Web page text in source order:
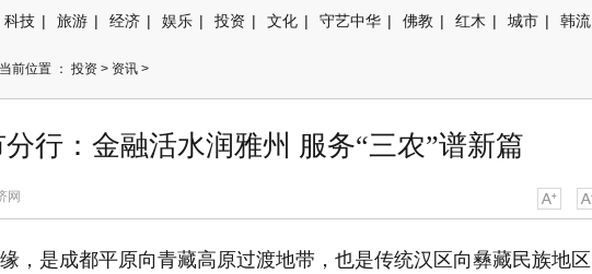
科技 | 旅游 | 经济 | 娱乐 | 投资 | 文化 | 守艺中华 | 佛教 | 红木 | 城市 | 韩流
当前位置 ： 投资 > 资讯 >
行：金融活水润雅州 服务“三农”谱新篇
网
，是成都平原向青藏高原过渡地带，也是传统汉区向彝藏民族地区